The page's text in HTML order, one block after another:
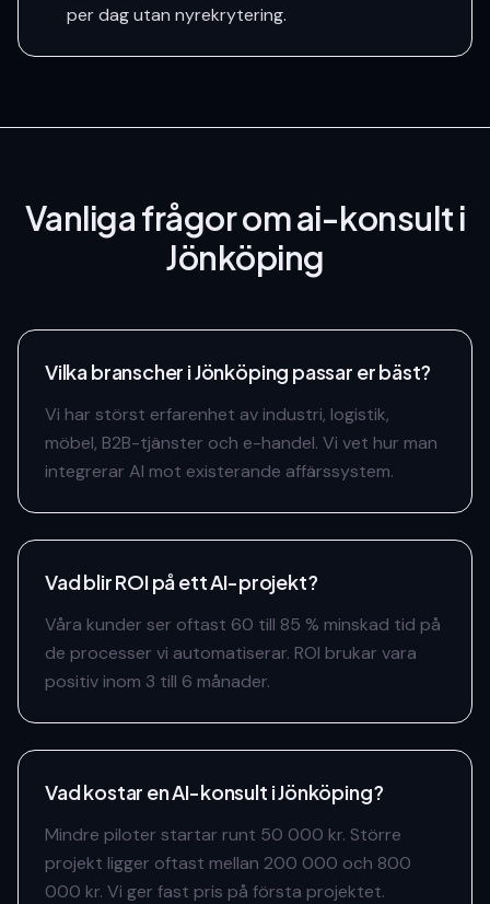
per dag utan nyrekrytering.
Vanliga frågor omai-konsulti
Jönköping
Vilka branscher i Jönköping passar er bäst?
Vi har störst erfarenhet av industri, logistik,
möbel, B2B-tjänster och e-handel. Vi vet hur man
integrerar AI mot existerande affärssystem.
Vad blir ROI på ett AI-projekt?
Våra kunder ser oftast 60 till 85 % minskad tid på
de processer vi automatiserar. ROI brukar vara
positiv inom 3 till 6 månader.
Vad kostar en AI-konsult i Jönköping?
Mindre piloter startar runt 50 000 kr. Större
projekt ligger oftast mellan 200 000 och 800
000 kr. Vi ger fast pris på första projektet.